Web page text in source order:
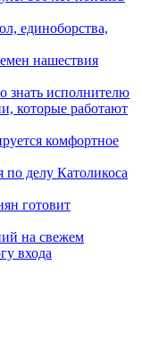
единоборства,
нашествия
знать исполнителю
которые работают
комфортное
делу Католикоса
готовит
на свежем
входа